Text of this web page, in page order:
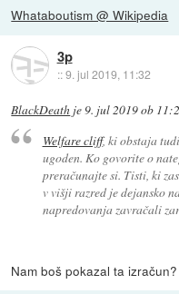
Whataboutism @ Wikipedia
3p
::9. jul 2019, 11:32
BlackDeath je9. jul 2019 ob
Welfare cliff, ki obstaja
ugoden. Ko govorite o
preračunajte si. Tisti, ki
v višji razred je dejansko
napredovanja zavračali
Nam boš pokazal ta izračun?